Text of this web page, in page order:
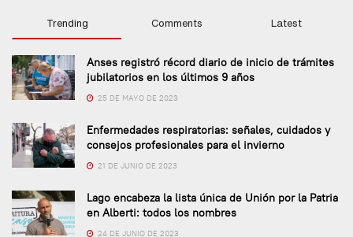
Trending Comments Latest
Anses registró récord diario de inicio de trámites
jubilatorios en los últimos 9 años
25 DE MAYO DE 2023
Enfermedades respiratorias: señales, cuidados y
consejos profesionales para el invierno
21 DE JUNIO DE 2023
Lago encabeza la lista única de Unión por la Patria
en Alberti: todos los nombres
24 DE JUNIO DE 2023